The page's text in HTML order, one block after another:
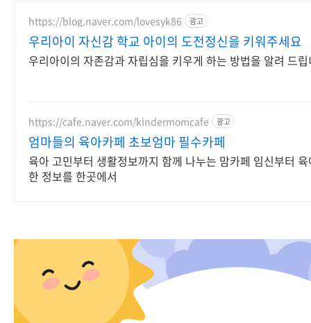
https://blog.naver.com/lovesyk86 광고
우리아이 자신감 학교 아이의 도전정신을 키워주세요
우리아이의 자존감과 자립심을 키우게 하는 방법을 알려 드
https://cafe.naver.com/kindermomcafe 광고
엄마들의 육아카페 초보엄마 필수카페
육아 고민부터 생활정보까지 함께 나누는 맘카페 임신부터
한 정보를 한곳에서